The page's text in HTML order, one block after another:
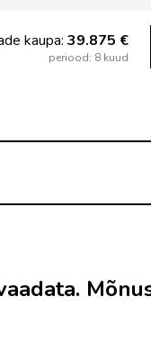
kaupa: 39.875 €
periood: 8 kuud